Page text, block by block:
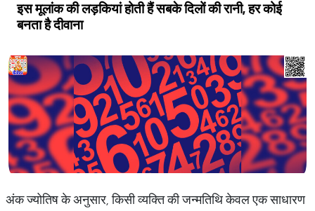
इस मूलांक की लड़कियां होती हैं सबके दिलों की रानी, हर कोई
बनता है दीवाना
अंक ज्योतिष के अनुसार, किसी व्यक्ति की जन्मतिथि केवल एक साधारण